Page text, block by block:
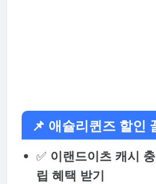
📌 애슐리퀸즈 할인
✅ 이랜드이츠 캐시
립 혜택 받기